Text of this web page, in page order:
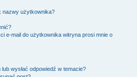
nazwy użytkownika?
e-mail do użytkownika witryna prosi mnie o
wysłać odpowiedź w temacie?